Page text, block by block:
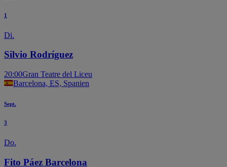
1
Di.
Silvio Rodríguez
20:00Gran Teatre del Liceu
Barcelona, ES, Spanien
Sept.
3
Do.
Fito Páez Barcelona